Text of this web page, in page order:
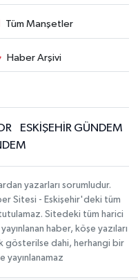
Tüm Manşetler
Haber Arşivi
ESKİŞEHİR GÜNDEM
yazarları sorumludur.
Sitesi - Eskişehir'deki tüm
Sitedeki tüm harici
haber, köşe yazıları
gösterilse dahi, herhangi bir
yayınlanamaz